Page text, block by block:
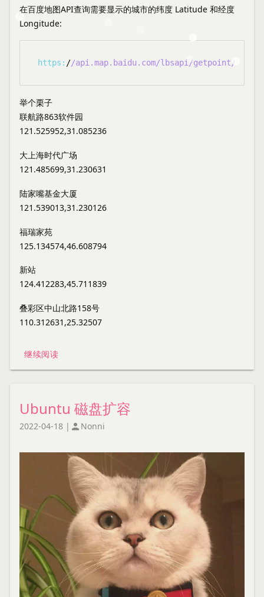
在百度地图API查询需要显示的城市的纬度 Latitude 和经度
Longitude:
https: //api.map.baidu.com/lbsapi/getpoint/index
举个栗子
联航路863软件园
121.525952,31.085236
大上海时代广场
121.485699,31.230631
陆家嘴基金大厦
121.539013,31.230126
福瑞家苑
125.134574,46.608794
新站
124.412283,45.711839
叠彩区中山北路158号
110.312631,25.32507
继续阅读
Ubuntu 磁盘扩容
2022-04-18 |  Nonni